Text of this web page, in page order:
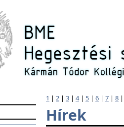
1 | 2 | 3 | 4| 5 | 6 | 7 | 8
Hírek